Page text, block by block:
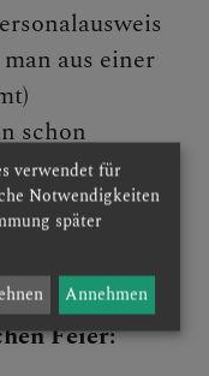
aus einer
schon
ist)
bezüglich
Feier:
verwendet für
Notwendigkeiten
später
Annehmen